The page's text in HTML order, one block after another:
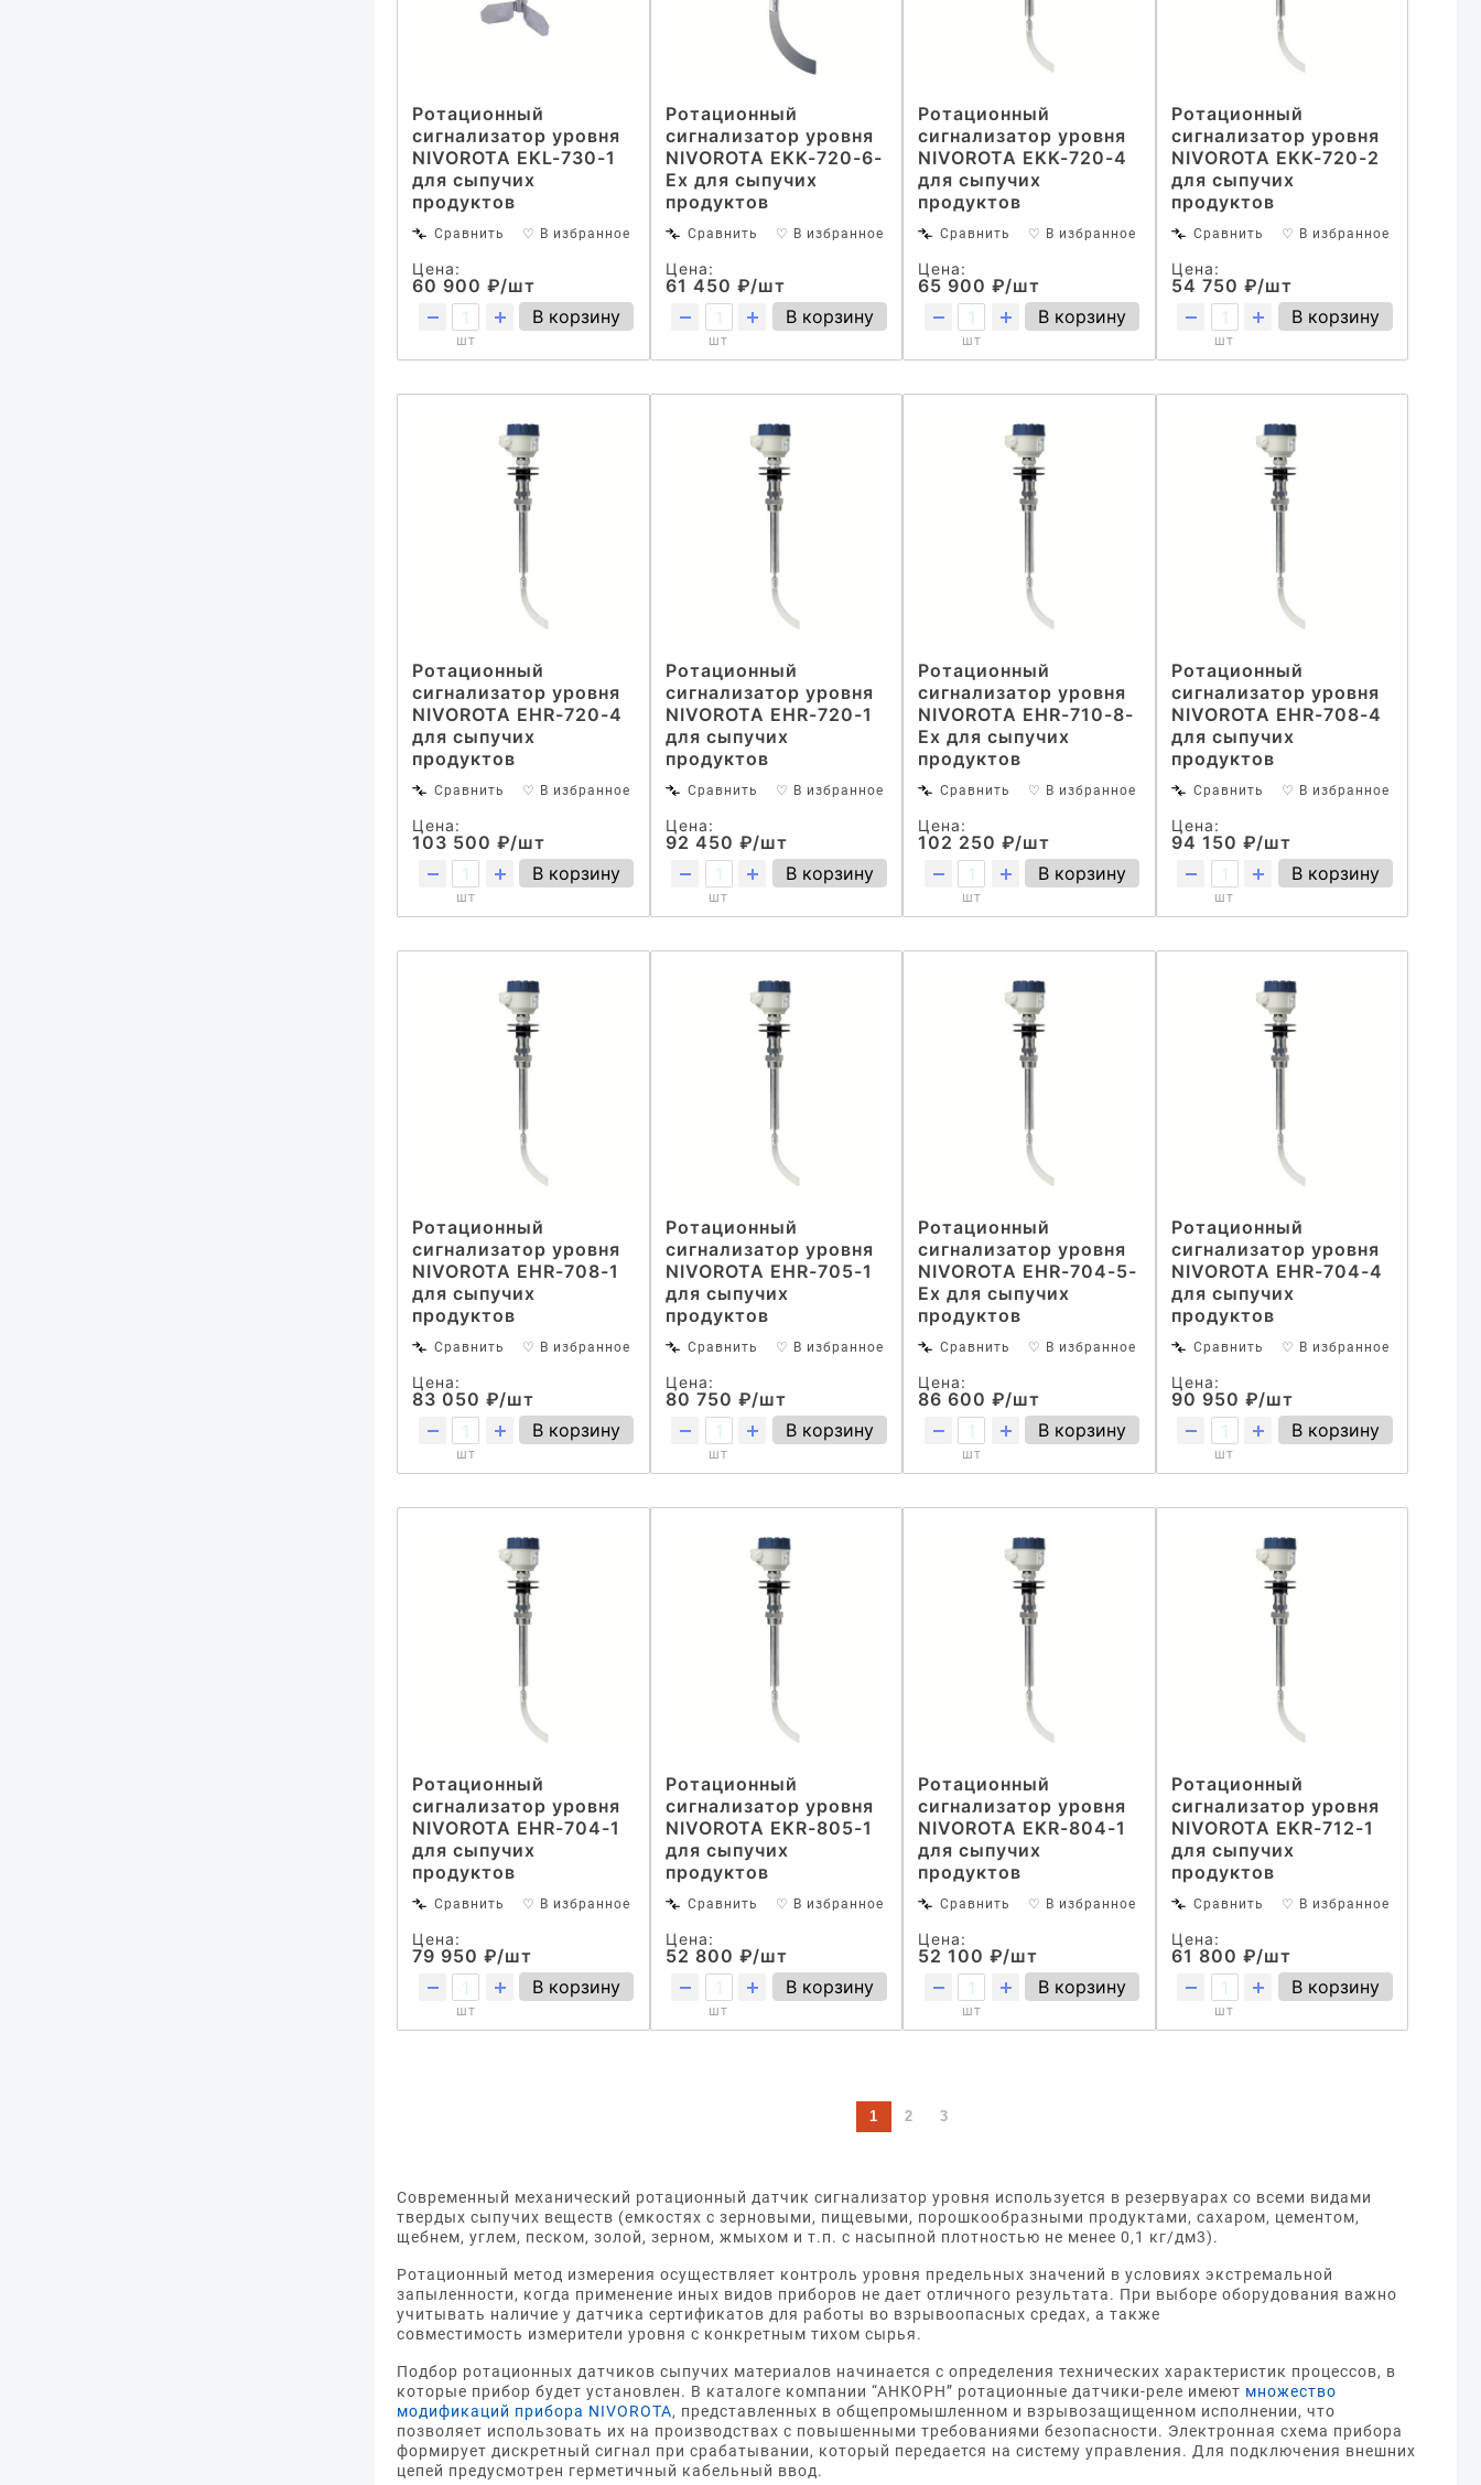
Ротационный
сигнализатор уровня
NIVOROTA EKL-730-1
для сыпучих
продуктов
Сравнить ♡ В избранное
Цена:
60 900 ₽/шт
шт
В корзину
Ротационный
сигнализатор уровня
NIVOROTA EKK-720-6-
Ex для сыпучих
продуктов
Сравнить ♡ В избранное
Цена:
61 450 ₽/шт
шт
В корзину
Ротационный
сигнализатор уровня
NIVOROTA EKK-720-4
для сыпучих
продуктов
Сравнить ♡ В избранное
Цена:
65 900 ₽/шт
шт
В корзину
Ротационный
сигнализатор уровня
NIVOROTA EKK-720-2
для сыпучих
продуктов
Сравнить ♡ В избранное
Цена:
54 750 ₽/шт
шт
В корзину
Ротационный
сигнализатор уровня
NIVOROTA EHR-720-4
для сыпучих
продуктов
Сравнить ♡ В избранное
Цена:
103 500 ₽/шт
шт
В корзину
Ротационный
сигнализатор уровня
NIVOROTA EHR-720-1
для сыпучих
продуктов
Сравнить ♡ В избранное
Цена:
92 450 ₽/шт
шт
В корзину
Ротационный
сигнализатор уровня
NIVOROTA EHR-710-8-
Ex для сыпучих
продуктов
Сравнить ♡ В избранное
Цена:
102 250 ₽/шт
шт
В корзину
Ротационный
сигнализатор уровня
NIVOROTA EHR-708-4
для сыпучих
продуктов
Сравнить ♡ В избранное
Цена:
94 150 ₽/шт
шт
В корзину
Ротационный
сигнализатор уровня
NIVOROTA EHR-708-1
для сыпучих
продуктов
Сравнить ♡ В избранное
Цена:
83 050 ₽/шт
шт
В корзину
Ротационный
сигнализатор уровня
NIVOROTA EHR-705-1
для сыпучих
продуктов
Сравнить ♡ В избранное
Цена:
80 750 ₽/шт
шт
В корзину
Ротационный
сигнализатор уровня
NIVOROTA EHR-704-5-
Ex для сыпучих
продуктов
Сравнить ♡ В избранное
Цена:
86 600 ₽/шт
шт
В корзину
Ротационный
сигнализатор уровня
NIVOROTA EHR-704-4
для сыпучих
продуктов
Сравнить ♡ В избранное
Цена:
90 950 ₽/шт
шт
В корзину
Ротационный
сигнализатор уровня
NIVOROTA EHR-704-1
для сыпучих
продуктов
Сравнить ♡ В избранное
Цена:
79 950 ₽/шт
шт
В корзину
Ротационный
сигнализатор уровня
NIVOROTA EKR-805-1
для сыпучих
продуктов
Сравнить ♡ В избранное
Цена:
52 800 ₽/шт
шт
В корзину
Ротационный
сигнализатор уровня
NIVOROTA EKR-804-1
для сыпучих
продуктов
Сравнить ♡ В избранное
Цена:
52 100 ₽/шт
шт
В корзину
Ротационный
сигнализатор уровня
NIVOROTA EKR-712-1
для сыпучих
продуктов
Сравнить ♡ В избранное
Цена:
61 800 ₽/шт
шт
В корзину
1 2 3
Современный механический ротационный датчик сигнализатор уровня используется в резервуарах со всеми видами
твердых сыпучих веществ (емкостях с зерновыми, пищевыми, порошкообразными продуктами, сахаром, цементом,
щебнем, углем, песком, золой, зерном, жмыхом и т.п. с насыпной плотностью не менее 0,1 кг/дм3).
Ротационный метод измерения осуществляет контроль уровня предельных значений в условиях экстремальной
запыленности, когда применение иных видов приборов не дает отличного результата. При выборе оборудования важно
учитывать наличие у датчика сертификатов для работы во взрывоопасных средах, а также
совместимость измерители уровня с конкретным тихом сырья.
Подбор ротационных датчиков сыпучих материалов начинается с определения технических характеристик процессов, в
которые прибор будет установлен. В каталоге компании “АНКОРН” ротационные датчики-реле имеют множество
модификаций прибора NIVOROTA, представленных в общепромышленном и взрывозащищенном исполнении, что
позволяет использовать их на производствах с повышенными требованиями безопасности. Электронная схема прибора
формирует дискретный сигнал при срабатывании, который передается на систему управления. Для подключения внешних
цепей предусмотрен герметичный кабельный ввод.